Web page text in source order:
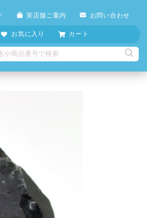
実店舗ご案内 お問い合わせ
お気に入り カート